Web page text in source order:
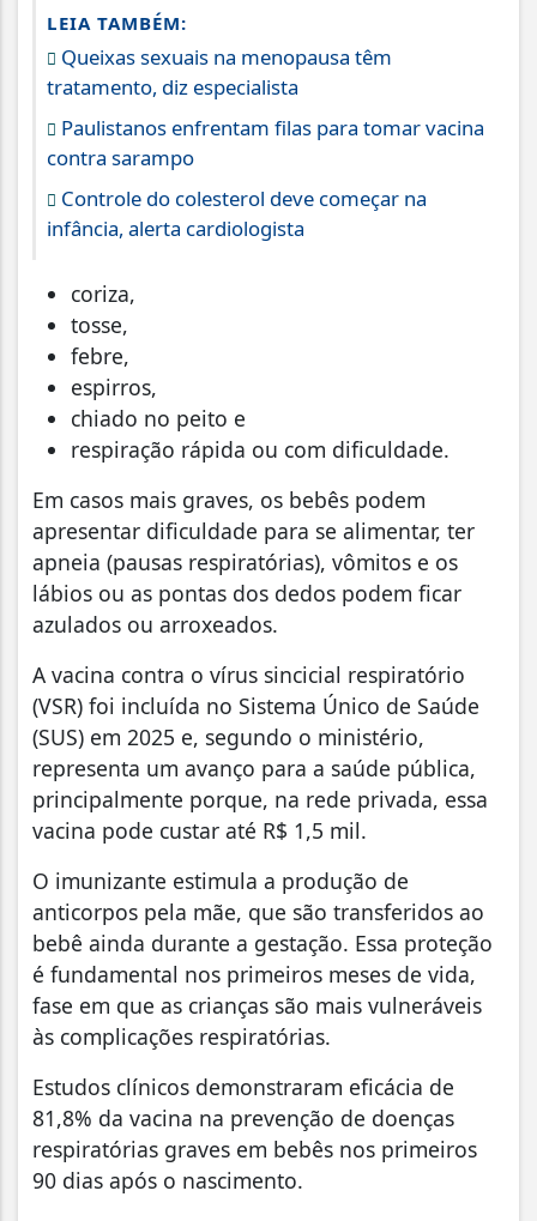
LEIA TAMBÉM:
Queixas sexuais na menopausa têm
tratamento, diz especialista
Paulistanos enfrentam filas para tomar vacina
contra sarampo
Controle do colesterol deve começar na
infância, alerta cardiologista
coriza,
tosse,
febre,
espirros,
chiado no peito e
respiração rápida ou com dificuldade.
Em casos mais graves, os bebês podem
apresentar dificuldade para se alimentar, ter
apneia (pausas respiratórias), vômitos e os
lábios ou as pontas dos dedos podem ficar
azulados ou arroxeados.
A vacina contra o vírus sincicial respiratório
(VSR) foi incluída no Sistema Único de Saúde
(SUS) em 2025 e, segundo o ministério,
representa um avanço para a saúde pública,
principalmente porque, na rede privada, essa
vacina pode custar até R$ 1,5 mil.
O imunizante estimula a produção de
anticorpos pela mãe, que são transferidos ao
bebê ainda durante a gestação. Essa proteção
é fundamental nos primeiros meses de vida,
fase em que as crianças são mais vulneráveis
às complicações respiratórias.
Estudos clínicos demonstraram eficácia de
81,8% da vacina na prevenção de doenças
respiratórias graves em bebês nos primeiros
90 dias após o nascimento.